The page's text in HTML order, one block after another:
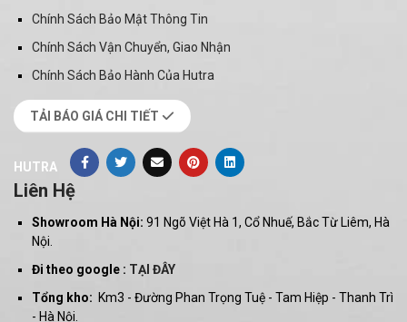
Chính Sách Bảo Mật Thông Tin
Chính Sách Vận Chuyển, Giao Nhận
Chính Sách Bảo Hành Của Hutra
TẢI BÁO GIÁ CHI TIẾT
HUTRA
Liên Hệ
Showroom Hà Nội: 91 Ngõ Việt Hà 1, Cổ Nhuế, Bắc Từ Liêm, Hà
Nội.
Đi theo google : TẠI ĐÂY
Tổng kho: Km3 - Đường Phan Trọng Tuệ - Tam Hiệp - Thanh Trì
- Hà Nội.